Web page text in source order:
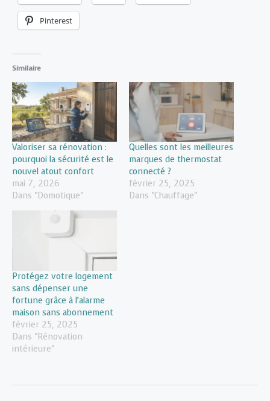
Pinterest
Similaire
Valoriser sa rénovation :
pourquoi la sécurité est le
nouvel atout confort
mai 7, 2026
Dans "Domotique"
Quelles sont les meilleures
marques de thermostat
connecté ?
février 25, 2025
Dans "Chauffage"
Protégez votre logement
sans dépenser une
fortune grâce à l’alarme
maison sans abonnement
février 25, 2025
Dans "Rénovation
intérieure"